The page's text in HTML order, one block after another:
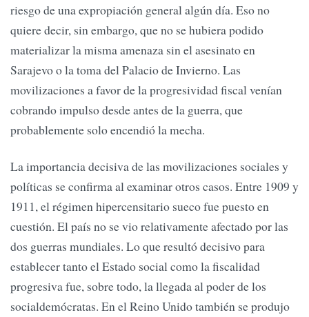
riesgo de una expropiación general algún día. Eso no
quiere decir, sin embargo, que no se hubiera podido
materializar la misma amenaza sin el asesinato en
Sarajevo o la toma del Palacio de Invierno. Las
movilizaciones a favor de la progresividad fiscal venían
cobrando impulso desde antes de la guerra, que
probablemente solo encendió la mecha.
La importancia decisiva de las movilizaciones sociales y
políticas se confirma al examinar otros casos. Entre 1909 y
1911, el régimen hipercensitario sueco fue puesto en
cuestión. El país no se vio relativamente afectado por las
dos guerras mundiales. Lo que resultó decisivo para
establecer tanto el Estado social como la fiscalidad
progresiva fue, sobre todo, la llegada al poder de los
socialdemócratas. En el Reino Unido también se produjo